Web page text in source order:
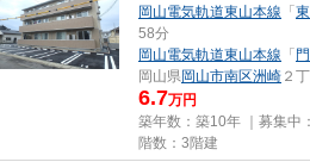
岡山電気軌道東山本線 「
58分
岡山電気軌道東山本線 「
岡山県岡山市南区洲崎 ２
6.7万円
築年数：築10年 ｜募集中：
階数：3階建